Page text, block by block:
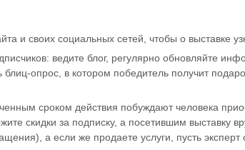
и своих социальных сетей, чтобы о
ведите блог, регулярно обновляйте
опрос, в котором победитель получит
сроком действия побуждают человека
скидки за подписку, а посетившим выставку
а если же продаете услуги, пусть